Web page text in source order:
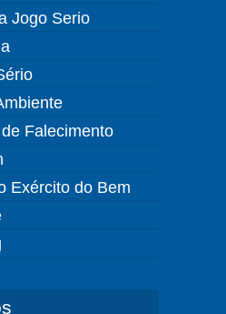
Jogo Serio
Falecimento
Exército do Bem